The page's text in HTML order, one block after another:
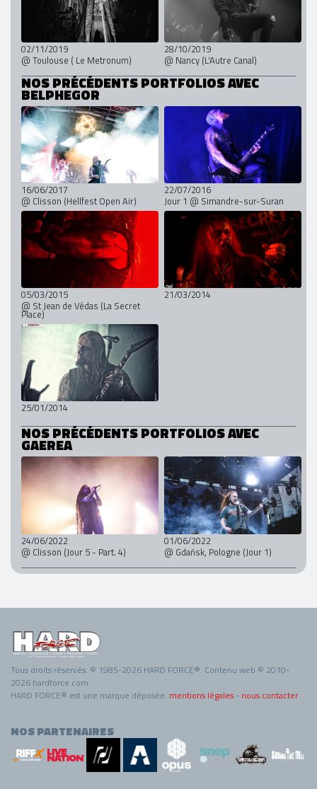
02/11/2019
@ Toulouse ( Le Metronum)
28/10/2019
@ Nancy (L'Autre Canal)
NOS PRÉCÉDENTS PORTFOLIOS AVEC
BELPHEGOR
16/06/2017
@ Clisson (Hellfest Open Air)
22/07/2016
Jour 1 @ Simandre-sur-Suran
05/03/2015
@ St Jean de Védas (La Secret
Place)
21/03/2014
25/01/2014
NOS PRÉCÉDENTS PORTFOLIOS AVEC
GAEREA
24/06/2022
@ Clisson (Jour 5 - Part. 4)
01/06/2022
@ Gdańsk, Pologne (Jour 1)
Tous droits réservés. © 1985-2026 HARD FORCE®. Contenu web © 2010-
2026 hardforce.com
HARD FORCE® est une marque déposée. mentions légales - nous contacter
NOS PARTENAIRES